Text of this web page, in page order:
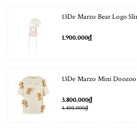
13De Marzo Bear Logo
1.900.000₫
13De Marzo Mini
3.800.000₫
4.400.000₫